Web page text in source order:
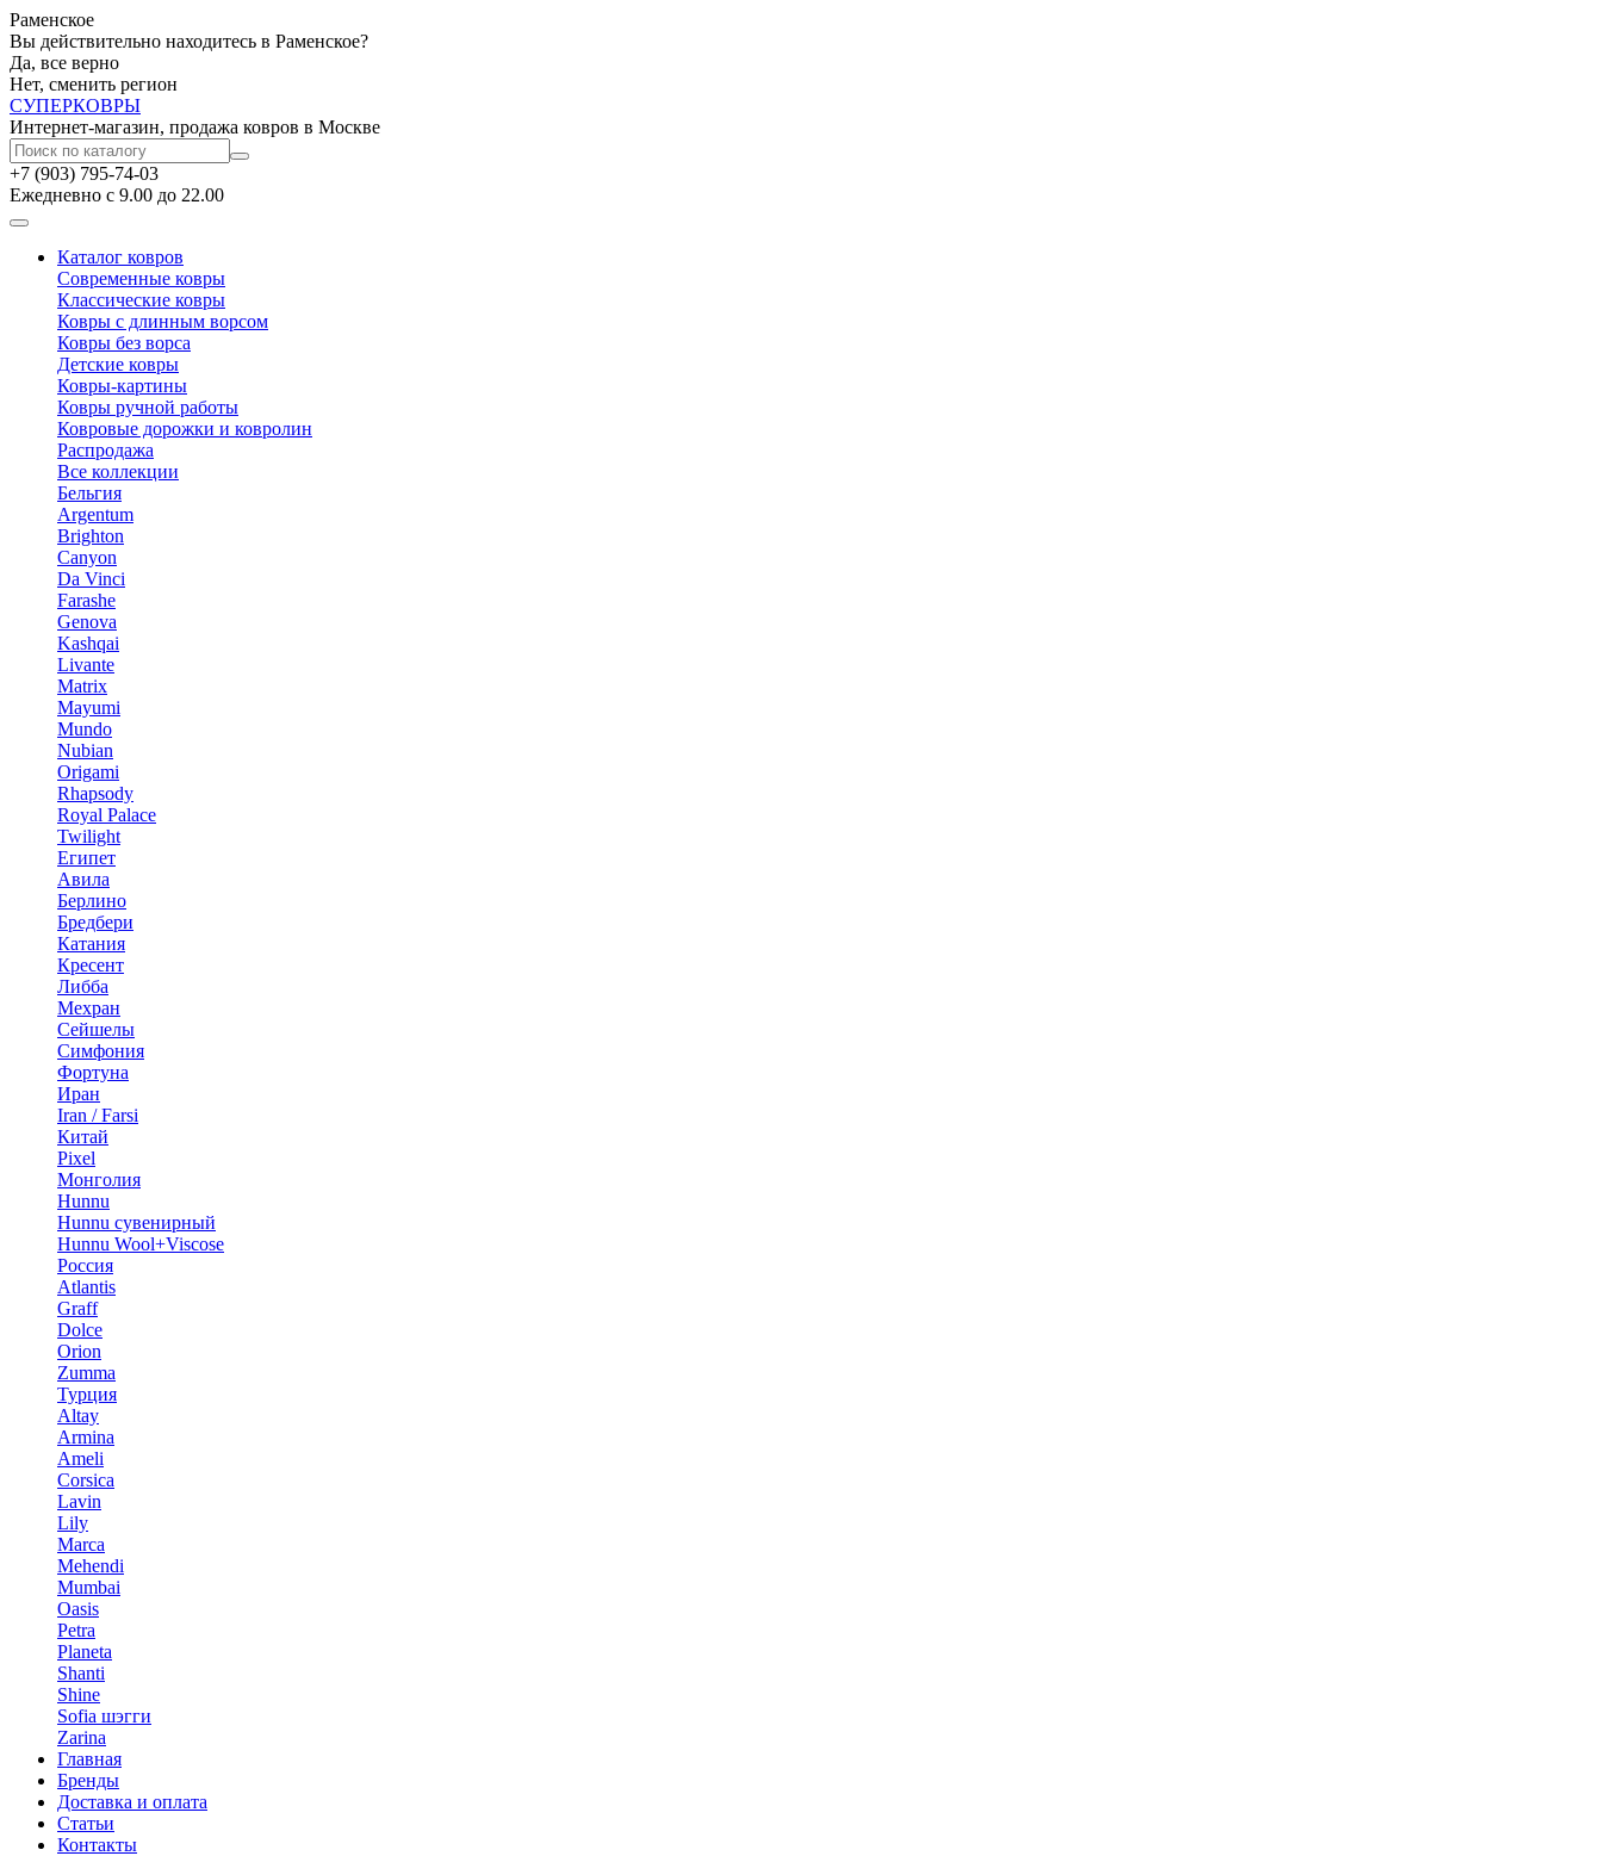
Раменское
Вы действительно находитесь в Раменское?
Да, все верно
Нет, сменить регион
СУПЕРКОВРЫ
Интернет-магазин, продажа ковров в Москве
+7 (903) 795-74-03
Ежедневно с 9.00 до 22.00
Каталог ковров
Современные ковры
Классические ковры
Ковры с длинным ворсом
Ковры без ворса
Детские ковры
Ковры-картины
Ковры ручной работы
Ковровые дорожки и ковролин
Распродажа
Все коллекции
Бельгия
Argentum
Brighton
Canyon
Da Vinci
Farashe
Genova
Kashqai
Livante
Matrix
Mayumi
Mundo
Nubian
Origami
Rhapsody
Royal Palace
Twilight
Египет
Авила
Берлино
Бредбери
Катания
Кресент
Либба
Мехран
Сейшелы
Симфония
Фортуна
Иран
Iran / Farsi
Китай
Pixel
Монголия
Hunnu
Hunnu сувенирный
Hunnu Wool+Viscose
Россия
Atlantis
Graff
Dolce
Orion
Zumma
Турция
Altay
Armina
Ameli
Corsica
Lavin
Lily
Marca
Mehendi
Mumbai
Oasis
Petra
Planeta
Shanti
Shine
Sofia шэгги
Zarina
Главная
Бренды
Доставка и оплата
Статьи
Контакты